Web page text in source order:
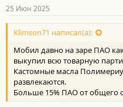
н
о
с
и
:
25 Июн 2025
Klimson71 написал(а):
Мобил давно на заре ПАО
выкупил всю товарную
Кастомные масла
развлекаются.
Больше 15% ПАО от общего